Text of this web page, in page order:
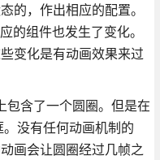
的，作出相应的配置。
的组件也发生了变化。
变化是有动画效果来过
包含了一个圆圈。但是在
没有任何动画机制的
画会让圆圈经过几帧之